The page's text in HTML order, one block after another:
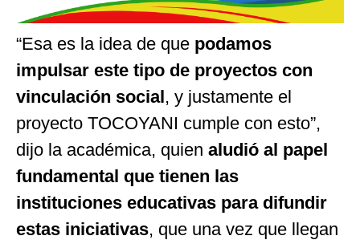
“Esa es la idea de que podamos
impulsar este tipo de proyectos con
vinculación social, y justamente el
proyecto TOCOYANI cumple con esto”,
dijo la académica, quien aludió al papel
fundamental que tienen las
instituciones educativas para difundir
estas iniciativas, que una vez que llegan